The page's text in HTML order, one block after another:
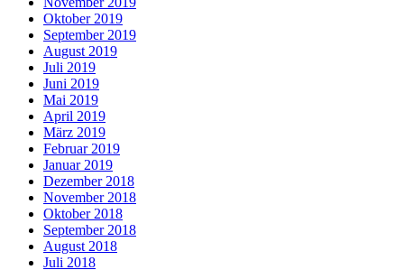
Oktober 2019
September 2019
August 2019
Juli 2019
Juni 2019
Mai 2019
April 2019
März 2019
Februar 2019
Januar 2019
Dezember 2018
November 2018
Oktober 2018
September 2018
August 2018
Juli 2018